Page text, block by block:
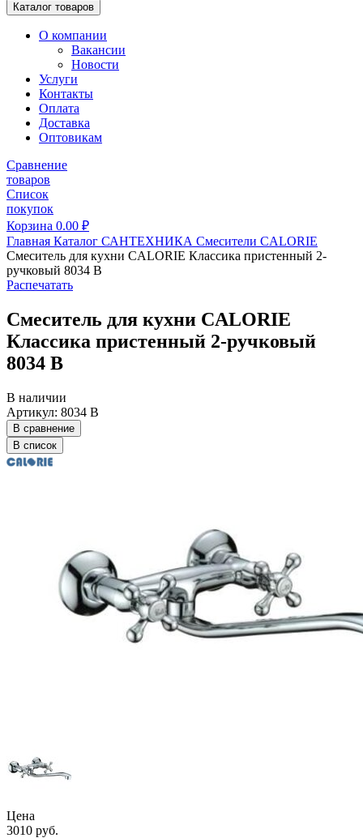
Каталог товаров
О компании
Вакансии
Новости
Услуги
Контакты
Оплата
Доставка
Оптовикам
Сравнение
товаров
Список
покупок
Корзина 0.00 ₽
Главная Каталог САНТЕХНИКА Смесители CALORIE
Смеситель для кухни CALORIE Классика пристенный 2-
ручковый 8034 В
Распечатать
Смеситель для кухни CALORIE
Классика пристенный 2-ручковый
8034 В
В наличии
Артикул: 8034 В
В сравнение
В список
Цена
3010 руб.